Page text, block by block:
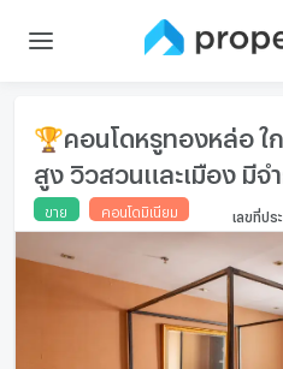
🏆คอนโดหรูทองหล่อ ใ
สูง วิวสวนและเมือง มีจ
ขาย คอนโดมิเนียม เลขที่ปร